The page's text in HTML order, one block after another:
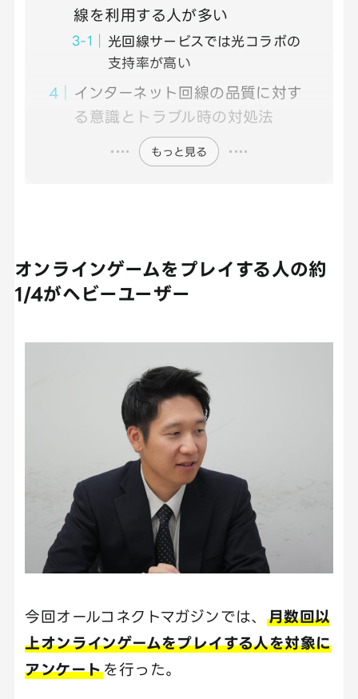
線を利用する人が多い
光回線サービスでは光コラボの
支持率が高い
インターネット回線の品質に対す
る意識とトラブル時の対処法
もっと見る
オンラインゲームをプレイする人の約
1/4がヘビーユーザー
今回オールコネクトマガジンでは、 月数回以
上オンラインゲームをプレイする人を対象に
アンケートを行った。